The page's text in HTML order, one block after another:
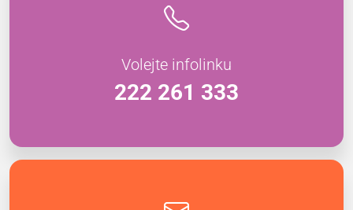
Volejte infolinku
222 261 333